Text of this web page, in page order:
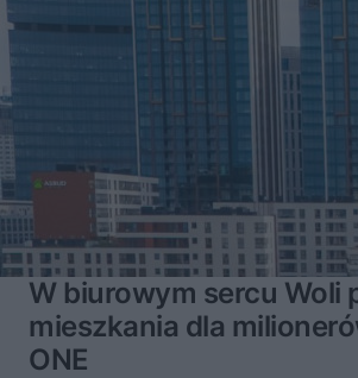
W biurowym sercu Woli
mieszkania dla
ONE